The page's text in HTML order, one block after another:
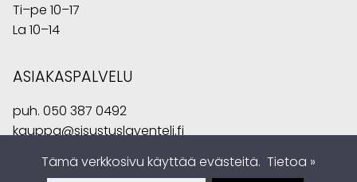
Ti–pe 10–17
La 10–14
ASIAKASPALVELU
puh. 050 387 0492
kauppa@sisustuslaventeli.fi
Tämä verkkosivu käyttää evästeitä. Tietoa »